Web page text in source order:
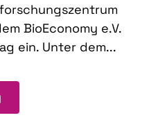
BioEconomy e.V.
ein. Unter dem...